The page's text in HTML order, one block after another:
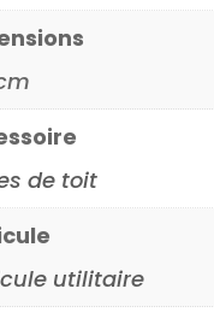
de toit
utilitaire